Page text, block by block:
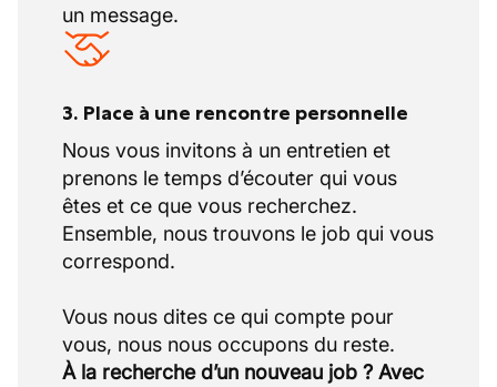
un message.
3. Place à une rencontre personnelle
Nous vous invitons à un entretien et
prenons le temps d’écouter qui vous
êtes et ce que vous recherchez.
Ensemble, nous trouvons le job qui vous
correspond.
Vous nous dites ce qui compte pour
À la recherche d’un nouveau job ? Avec